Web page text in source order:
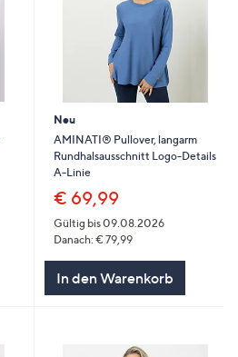
Neu
AMINATI® Pullover, langarm
Rundhalsausschnitt Logo-Details
A-Linie
€ 69,99
Gültig bis 09.08.2026
Danach: € 79,99
In den Warenkorb